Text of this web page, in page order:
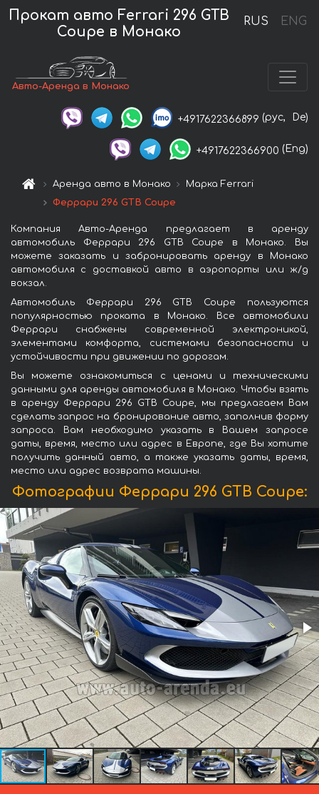
RUS ENG
Прокат авто Ferrari 296 GTB
Coupe в Монако
Авто-Аренда в Монако
+4917622366899 (рус, De)
+4917622366900 (Eng)
Аренда авто в Монако
Марка Ferrari
Феррари 296 GTB Coupe
Компания Авто-Аренда предлагает в аренду
автомобиль Феррари 296 GTB Coupe в Монако. Вы
можете заказать и забронировать аренду в Монако
автомобиля с доставкой авто в аэропорты или ж/д
вокзал.
Автомобиль Феррари 296 GTB Coupe пользуются
популярностью проката в Монако. Все автомобили
Феррари снабжены современной электроникой,
элементами комфорта, системами безопасности и
устойчивости при движении по дорогам.
Вы можете ознакомиться с ценами и техническими
данными для аренды автомобиля в Монако. Чтобы взять
в аренду Феррари 296 GTB Coupe, мы предлагаем Вам
сделать запрос на бронирование авто, заполнив форму
запроса. Вам необходимо указать в Вашем запросе
даты, время, место или адрес в Европе, где Вы хотите
получить данный авто, а также указать даты, время,
место или адрес возврата машины.
Фотографии Феррари 296 GTB Coupe: